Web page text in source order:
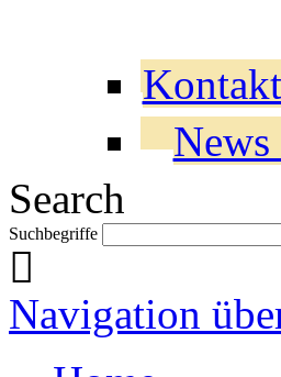
News
Search
Suchbegriffe
Navigation